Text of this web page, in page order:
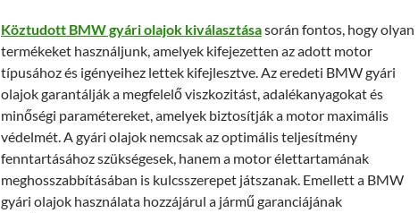
Köztudott BMW gyári olajok kiválasztásasorán fontos, hogy olyan
termékeket használjunk, amelyek kifejezetten az adott motor
típusához és igényeihez lettek kifejlesztve. Az eredeti BMW gyári
olajok garantálják a megfelelő viszkozitást, adalékanyagokat és
minőségi paramétereket, amelyek biztosítják a motor maximális
védelmét. A gyári olajok nemcsak az optimális teljesítmény
fenntartásához szükségesek, hanem a motor élettartamának
meghosszabbításában is kulcsszerepet játszanak. Emellett a BMW
gyári olajok használata hozzájárul a jármű garanciájának